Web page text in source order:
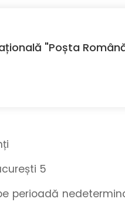
"Poșta
5
perioadă